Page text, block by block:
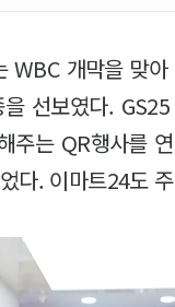
WBC 개막을 맞
선보였다.
는 QR행사를
다. 이마트24도